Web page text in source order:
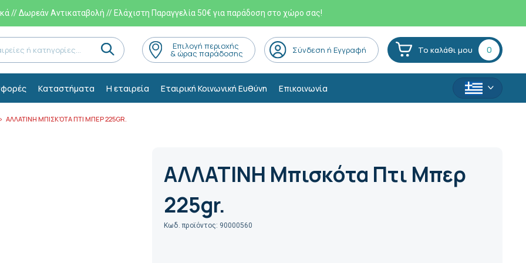
// Δωρεάν Αντικαταβολή // Ελάχιστη Παραγγελία 50€ για παράδοση στο χώρο σας!
Eπιλογή περιοχής
& ώρας παράδοσης Σύνδεση ή Εγγραφή Το καλάθι μου 0
Kαταστήματα Η εταιρεία Εταιρική Κοινωνική Ευθύνη Επικοινωνία
ΑΛΛΑΤΙΝΗ ΜΠΙΣΚΌΤΑ ΠΤΙ ΜΠΕΡ 225GR.
ΑΛΛΑΤΙΝΗ Μπισκότα Πτι Μπερ
225gr.
Κωδ. προϊόντος: 90000560